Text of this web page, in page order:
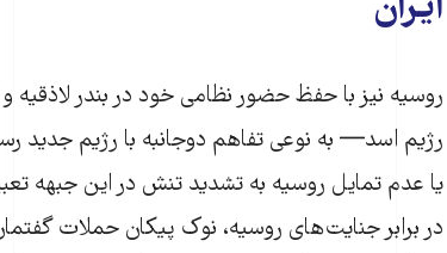
ایران
روسیه نیز با حفظ حضور نظامی خود در بندر
رژیم اسد— به نوعی تفاهم دوجانبه با رژیم جدید
یا عدم تمایل روسیه به تشدید تنش در این جبهه
در برابر جنایت‌های روسیه، نوک پیکان حملات